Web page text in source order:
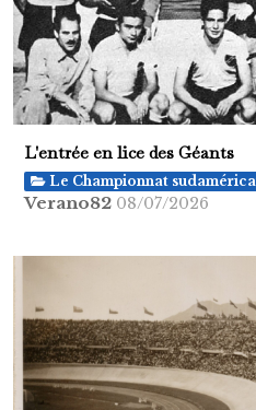
L'entrée en lice des Géants
Le Championnat
Verano82 08/07/2026